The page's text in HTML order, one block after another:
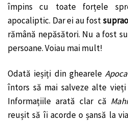
împins cu toate forțele
apocaliptic. Dar ei au fost
rămână nepăsători. Nu a fost
persoane. Voiau mai mult!
Odată ieșiți din ghearele
întors să mai salveze alte
Informațiile arată clar că
reușit să îi acorde o șansă la